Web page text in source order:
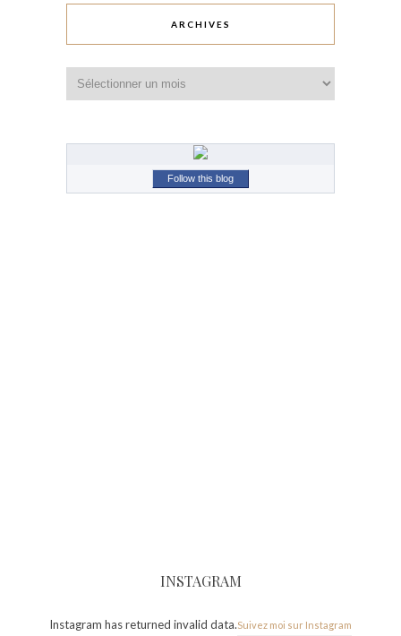
ARCHIVES
Follow this blog
INSTAGRAM
Instagram has returned invalid data.Suivez moi sur Instagram